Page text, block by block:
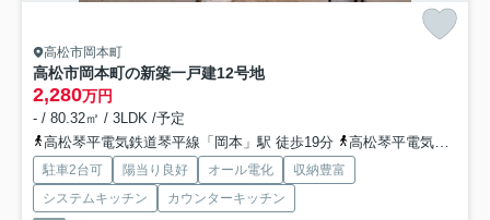
高松市岡本町
高松市岡本町の新築一戸建12号地
2,280万円
- / 80.32㎡ / 3LDK /予定
高松琴平電気鉄道琴平線「岡本」駅 徒歩19分
高松琴平電気鉄道琴平線「円座」駅 徒歩27分
駐車2台可 陽当り良好 オール電化
収納豊富
システムキッチン
カウンターキッチン